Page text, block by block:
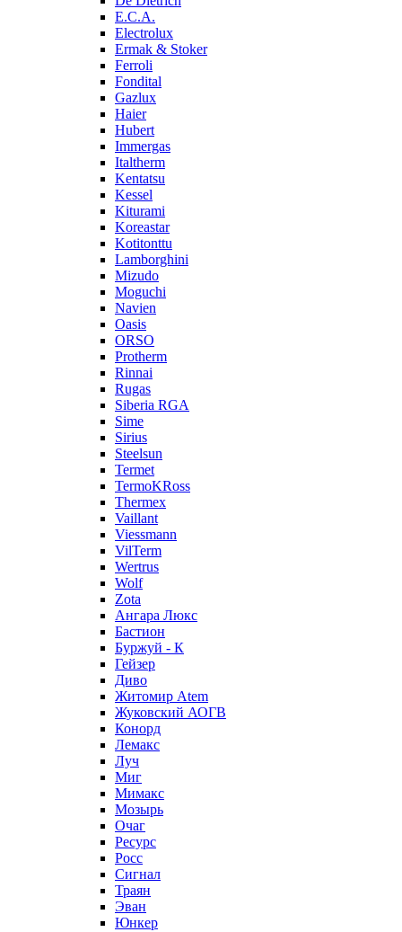
E.C.A.
Electrolux
Ermak & Stoker
Ferroli
Fondital
Gazlux
Haier
Hubert
Immergas
Italtherm
Kentatsu
Kessel
Kiturami
Koreastar
Kotitonttu
Lamborghini
Mizudo
Moguchi
Navien
Oasis
ORSO
Protherm
Rinnai
Rugas
Siberia RGA
Sime
Sirius
Steelsun
Termet
TermoKRoss
Thermex
Vaillant
Viessmann
VilTerm
Wertrus
Wolf
Zota
Ангара Люкс
Бастион
Буржуй - К
Гейзер
Диво
Житомир Аtem
Жуковский АОГВ
Конорд
Лемакс
Луч
Миг
Мимакс
Мозырь
Очаг
Ресурс
Росс
Сигнал
Траян
Эван
Юнкер